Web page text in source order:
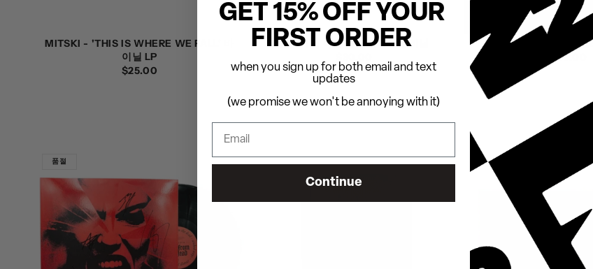
MITSKI - 'THIS IS WHERE WE FALL' 바
이닐 LP
정
$25.00
그레이엄 콕슨 슈퍼스테이트 비닐
가
탄저병 - 살아 있는 그
정
$59.00
품절
GET 15% OFF YOUR
FIRST ORDER
when you sign up for both email and text
updates
(we promise we won't be annoying with it)
Continue